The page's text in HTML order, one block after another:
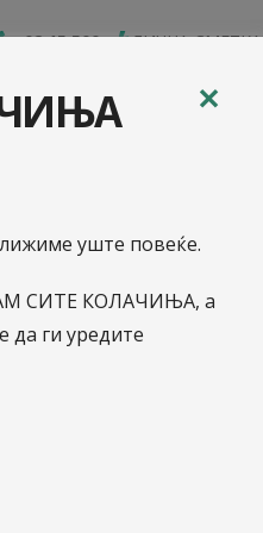
02 15 500 ЛИЧНА СМЕТКА
✕
уште повеќе.
СИТЕ КОЛАЧИЊА, а
ги уредите